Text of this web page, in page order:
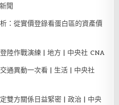
聞
：從實價登錄看蛋白區的資產價
陸作戰演練 | 地方 | 中央社 CNA
通異動一次看 | 生活 | 中央社
雙方關係日益緊密 | 政治 | 中央